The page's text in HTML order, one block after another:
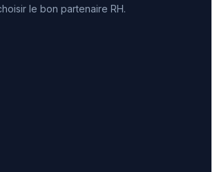
le bon partenaire RH.